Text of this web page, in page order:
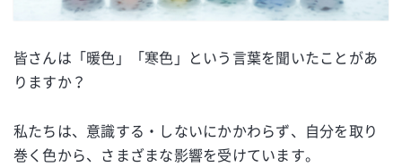
皆さんは「暖色」「寒色」という言葉を聞いたことがあ
りますか？
私たちは、意識する・しないにかかわらず、自分を取り
巻く色から、さまざまな影響を受けています。